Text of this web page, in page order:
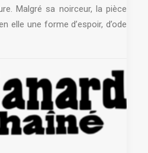
Malgré sa noirceur, la pièce
elle une forme d’espoir, d’ode